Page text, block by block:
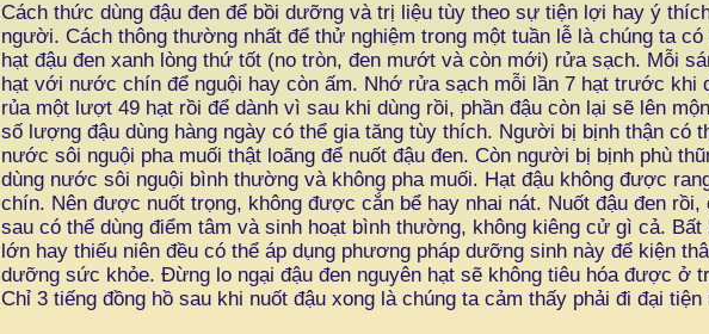
Cách thức dùng đậu đen để bồi dưỡng và trị liệu tùy theo sự tiện lợi hay ý
người. Cách thông thường nhất để thử nghiệm trong một tuần lễ là chúng ta có
hạt đậu đen xanh lòng thứ tốt (no tròn, đen mướt và còn mới) rửa sạch. Mỗi
hạt với nước chín để nguội hay còn ấm. Nhớ rửa sạch mỗi lần 7 hạt trước khi
rủa một lượt 49 hạt rồi để dành vì sau khi dùng rồi, phần đậu còn lại sẽ lên
số lượng đậu dùng hàng ngày có thể gia tăng tùy thích. Người bị bịnh thận có
nước sôi nguội pha muối thật loãng để nuốt đậu đen. Còn người bị bịnh phù
dùng nước sôi nguội bình thường và không pha muối. Hạt đậu không được
chín. Nên được nuốt trọng, không được cắn bể hay nhai nát. Nuốt đậu đen rồi,
sau có thể dùng điểm tâm và sinh hoạt bình thường, không kiêng cử gì cả.
lớn hay thiếu niên đều có thể áp dụng phương pháp dưỡng sinh này để kiện
dưỡng sức khỏe. Đừng lo ngại đậu đen nguyên hạt sẽ không tiêu hóa được ở
Chỉ 3 tiếng đồng hồ sau khi nuốt đậu xong là chúng ta cảm thấy phải đi đại tiện